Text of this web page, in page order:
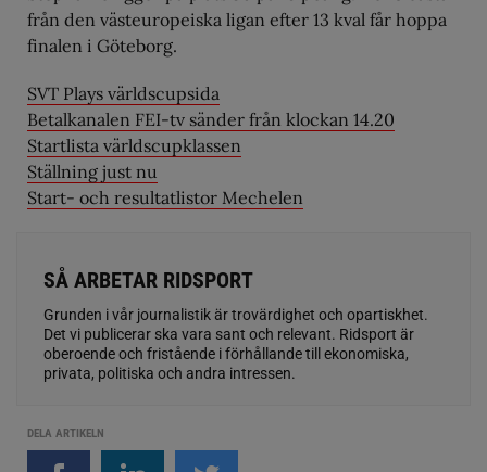
från den västeuropeiska ligan efter 13 kval får hoppa
finalen i Göteborg.
SVT Plays världscupsida
Betalkanalen FEI-tv sänder från klockan 14.20
Startlista världscupklassen
Ställning just nu
Start- och resultatlistor Mechelen
SÅ ARBETAR RIDSPORT
Grunden i vår journalistik är trovärdighet och opartiskhet.
Det vi publicerar ska vara sant och relevant. Ridsport är
oberoende och fristående i förhållande till ekonomiska,
privata, politiska och andra intressen.
DELA ARTIKELN